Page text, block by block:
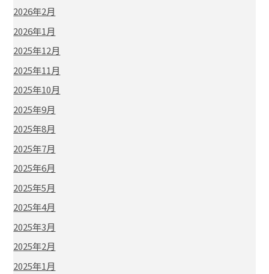
2026年2月
2026年1月
2025年12月
2025年11月
2025年10月
2025年9月
2025年8月
2025年7月
2025年6月
2025年5月
2025年4月
2025年3月
2025年2月
2025年1月